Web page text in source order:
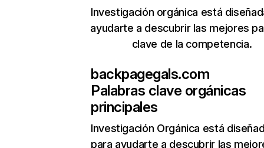
Investigación orgánica está
ayudarte a descubrir las mejores
clave de la competencia.
backpagegals.com
Palabras clave orgánicas
principales
Investigación Orgánica está
para ayudarte a descubrir las